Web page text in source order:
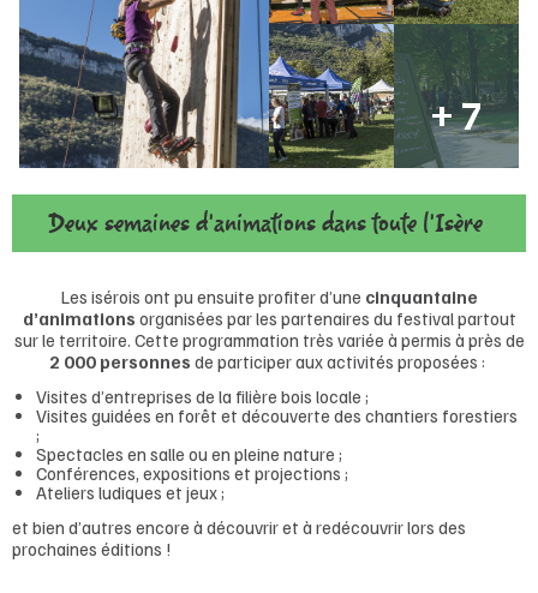
+ 7
Deux semaines d'animations dans toute l'Isère
Les isérois ont pu ensuite profiter d’une cinquantaine
d’animations organisées par les partenaires du festival partout
sur le territoire. Cette programmation très variée à permis à près de
2 000 personnes de participer aux activités proposées :
Visites d’entreprises de la filière bois locale ;
Visites guidées en forêt et découverte des chantiers forestiers
;
Spectacles en salle ou en pleine nature ;
Conférences, expositions et projections ;
Ateliers ludiques et jeux ;
et bien d’autres encore à découvrir et à redécouvrir lors des
prochaines éditions !